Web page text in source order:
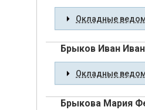
Окладные
Брыков Иван
Окладные
Брыкова Мария